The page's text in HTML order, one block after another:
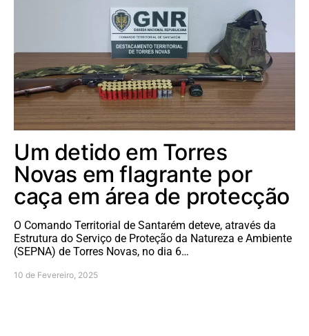
Um detido em Torres
Novas em flagrante por
caça em área de protecção
O Comando Territorial de Santarém deteve, através da
Estrutura do Serviço de Proteção da Natureza e Ambiente
(SEPNA) de Torres Novas, no dia 6…
10 de Fevereiro, 2025